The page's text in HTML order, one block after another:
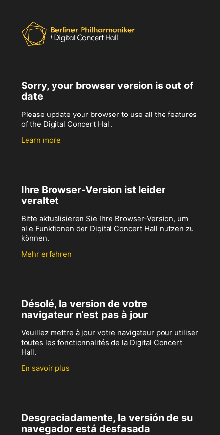
Sorry, your browser version is out of
date
Please update your browser to use all the features
of the Digital Concert Hall.
Learn more
Ihre Browser-Version ist leider
veraltet
Bitte aktualisieren Sie Ihre Browser-Version, um
alle Funktionen der Digital Concert Hall nutzen zu
können.
Mehr erfahren
Désolé, la version de votre
navigateur n’est pas à jour
Veuillez mettre à jour votre navigateur pour utiliser
toutes les fonctionnalités de la Digital Concert
Hall.
En savoir plus
Desgraciadamente, la versión de su
navegador está desfasada